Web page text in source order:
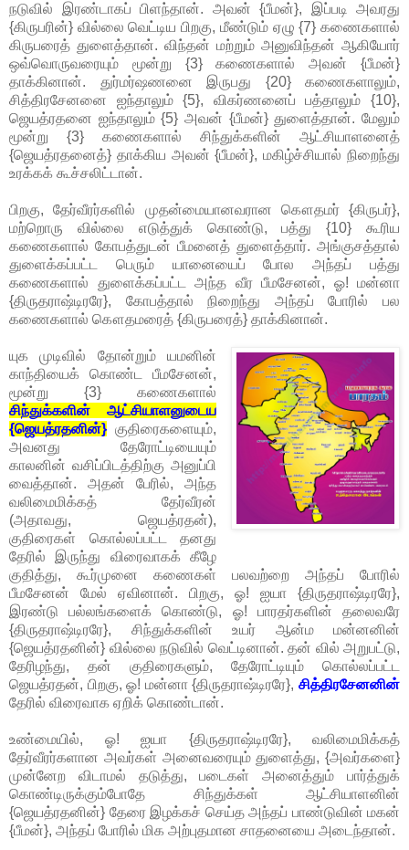
நடுவில் இரண்டாகப் பிளந்தான். அவன் {பீமன்}, இப்படி அவரது
{கிருபரின்} வில்லை வெட்டிய பிறகு, மீண்டும் ஏழு {7} கணைகளால்
கிருபரைத் துளைத்தான். விந்தன் மற்றும் அனுவிந்தன் ஆகியோர்
ஒவ்வொருவரையும் மூன்று {3} கணைகளால் அவன் {பீமன்}
தாக்கினான். துர்மர்ஷணனை இருபது {20} கணைகளாலும்,
சித்திரசேனனை ஐந்தாலும் {5}, விகர்ணனைப் பத்தாலும் {10},
ஜெயத்ரதனை ஐந்தாலும் {5} அவன் {பீமன்} துளைத்தான். மேலும்
மூன்று {3} கணைகளால் சிந்துக்களின் ஆட்சியாளனைத்
{ஜெயத்ரதனைத்} தாக்கிய அவன் {பீமன்}, மகிழ்ச்சியால் நிறைந்து
உரக்கக் கூச்சலிட்டான்.
பிறகு, தேர்வீரர்களில் முதன்மையானவரான கௌதமர் {கிருபர்},
மற்றொரு வில்லை எடுத்துக் கொண்டு, பத்து {10} கூரிய
கணைகளால் கோபத்துடன் பீமனைத் துளைத்தார். அங்குசத்தால்
துளைக்கப்பட்ட பெரும் யானையைப் போல அந்தப் பத்து
கணைகளால் துளைக்கப்பட்ட அந்த வீர பீமசேனன், ஓ! மன்னா
{திருதராஷ்டிரரே}, கோபத்தால் நிறைந்து அந்தப் போரில் பல
கணைகளால் கௌதமரைத் {கிருபரைத்} தாக்கினான்.
யுக முடிவில் தோன்றும் யமனின்
காந்தியைக் கொண்ட பீமசேனன்,
மூன்று {3} கணைகளால்
சிந்துக்களின் ஆட்சியாளனுடைய
{ஜெயத்ரதனின்} குதிரைகளையும்,
அவனது தேரோட்டியையும்
காலனின் வசிப்பிடத்திற்கு அனுப்பி
வைத்தான். அதன் பேரில், அந்த
வலிமைமிக்கத் தேர்வீரன்
(அதாவது, ஜெயத்ரதன்),
குதிரைகள் கொல்லப்பட்ட தனது
தேரில் இருந்து விரைவாகக் கீழே
குதித்து, கூர்முனை கணைகள் பலவற்றை அந்தப் போரில்
பீமசேனன் மேல் ஏவினான். பிறகு, ஓ! ஐயா {திருதராஷ்டிரரே},
இரண்டு பல்லங்களைக் கொண்டு, ஓ! பாரதர்களின் தலைவரே
{திருதராஷ்டிரரே}, சிந்துக்களின் உயர் ஆன்ம மன்னனின்
{ஜெயத்ரதனின்} வில்லை நடுவில் வெட்டினான். தன் வில் அறுபட்டு,
தேரிழந்து, தன் குதிரைகளும், தேரோட்டியும் கொல்லப்பட்ட
ஜெயத்ரதன், பிறகு, ஓ! மன்னா {திருதராஷ்டிரரே}, சித்திரசேனனின்
தேரில் விரைவாக ஏறிக் கொண்டான்.
உண்மையில், ஓ! ஐயா {திருதராஷ்டிரரே}, வலிமைமிக்கத்
தேர்வீரர்களான அவர்கள் அனைவரையும் துளைத்து, {அவர்களை}
முன்னேற விடாமல் தடுத்து, படைகள் அனைத்தும் பார்த்துக்
கொண்டிருக்கும்போதே சிந்துக்கள் ஆட்சியாளனின்
{ஜெயத்ரதனின்} தேரை இழக்கச் செய்த அந்தப் பாண்டுவின் மகன்
{பீமன்}, அந்தப் போரில் மிக அற்புதமான சாதனையை அடைந்தான்.